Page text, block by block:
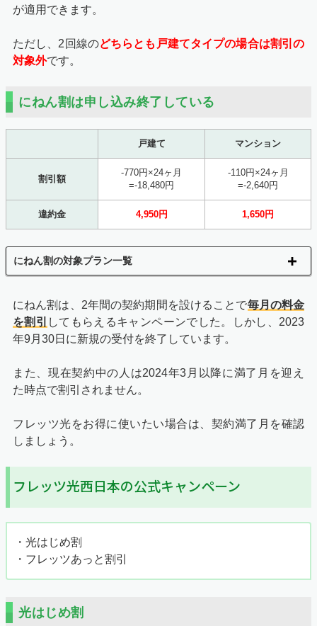
が適用できます。
ただし、2回線のどちらとも戸建てタイプの場合は割引の
対象外です。
にねん割は申し込み終了している
戸建て マンション
割引額
-770円×24ヶ月
=-18,480円
-110円×24ヶ月
=-2,640円
違約金 4,950円 1,650円
にねん割の対象プラン一覧
にねん割は、2年間の契約期間を設けることで毎月の料金
を割引 してもらえるキャンペーンでした。しかし、2023
年9月30日に新規の受付を終了しています。
また、現在契約中の人は2024年3月以降に満了月を迎え
た時点で割引されません。
フレッツ光をお得に使いたい場合は、契約満了月を確認
しましょう。
フレッツ光西日本の公式キャンペーン
・光はじめ割
・フレッツあっと割引
光はじめ割